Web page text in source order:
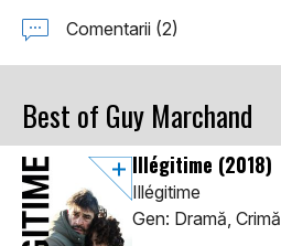
Comentarii (2)
Best of Guy Marchand
Illégitime (2018)
Illégitime
Gen: Dramă, Crimă